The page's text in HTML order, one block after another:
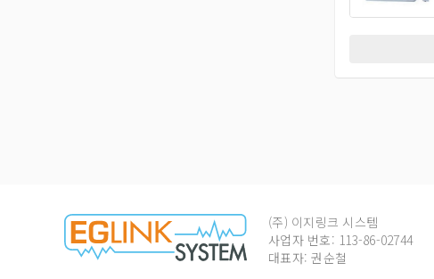
(주) 이지링크 시스템
사업자 번호: 113-86-02744
대표자: 권순철